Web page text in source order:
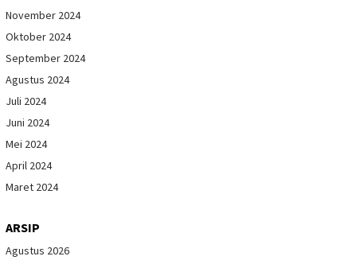
November 2024
Oktober 2024
September 2024
Agustus 2024
Juli 2024
Juni 2024
Mei 2024
April 2024
Maret 2024
ARSIP
Agustus 2026